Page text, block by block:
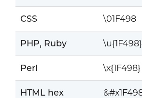
CSS \01F498
PHP, Ruby \u{1F498}
Perl \x{1F498}
HTML hex